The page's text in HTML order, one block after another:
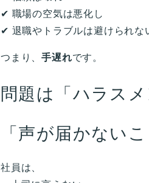
✔ 職場の空気は悪化し
✔ 退職やトラブルは避けられな
つまり、手遅れです。
問題は「ハラス
「声が届かないこ
社員は、